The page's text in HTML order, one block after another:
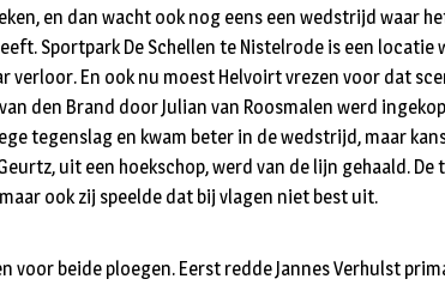
en dan wacht ook nog eens een wedstrijd waar
Sportpark De Schellen te Nistelrode is een locatie
verloor. En ook nu moest Helvoirt vrezen voor dat
den Brand door Julian van Roosmalen werd
tegenslag en kwam beter in de wedstrijd, maar
uit een hoekschop, werd van de lijn gehaald. De
ook zij speelde dat bij vlagen niet best uit.
voor beide ploegen. Eerst redde Jannes Verhulst